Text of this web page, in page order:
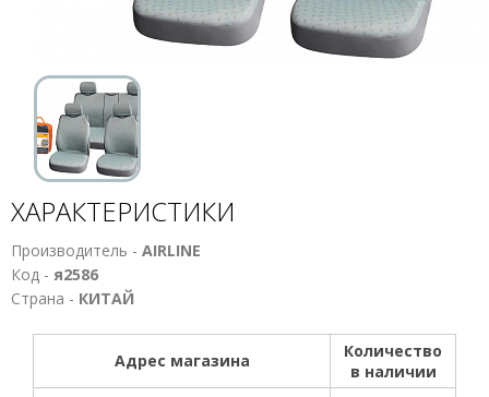
ХАРАКТЕРИСТИКИ
Производитель - AIRLINE
Код - я2586
Страна - КИТАЙ
Адрес магазина
Количество
в наличии